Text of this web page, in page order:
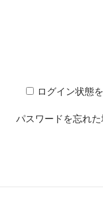
ログイン状態
パスワードを忘れた